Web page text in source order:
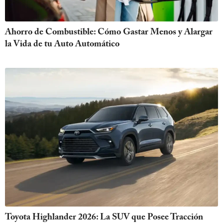
Ahorro de Combustible: Cómo Gastar Menos y Alargar
la Vida de tu Auto Automático
Toyota Highlander 2026: La SUV que Posee Tracción